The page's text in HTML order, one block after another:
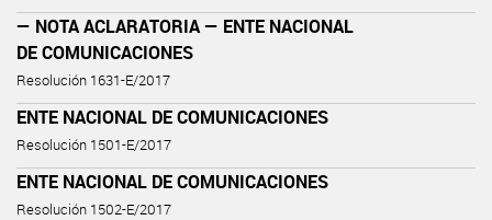
— NOTA ACLARATORIA — ENTE NACIONAL
DE COMUNICACIONES
Resolución 1631-E/2017
ENTE NACIONAL DE COMUNICACIONES
Resolución 1501-E/2017
ENTE NACIONAL DE COMUNICACIONES
Resolución 1502-E/2017